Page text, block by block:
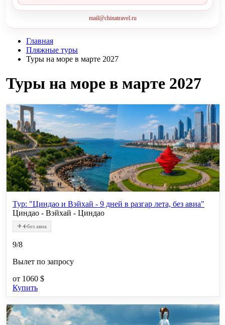
mail@chinatravel.ru
Главная
Пляжные туры
Туры на море в марте 2027
Туры на море в марте 2027
Тур: "Циндао и Вэйхай - 9 дней в разгар лета, без авиа"
Циндао - Вэйхай - Циндао
✈✈без авиа
9/8
Вылет по запросу
от 1060 $
Купить